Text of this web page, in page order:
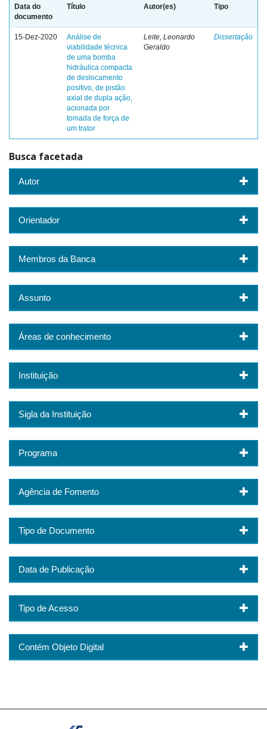
Data do
documento
Título Autor(es) Tipo
15-Dez-2020
Análise de
viabilidade técnica
de uma bomba
hidráulica compacta
de deslocamento
positivo, de pistão
axial de dupla ação,
acionada por
tomada de força de
um trator
Leite, Leonardo
Geraldo
Dissertação
Busca facetada
Autor
Orientador
Membros da Banca
Assunto
Áreas de conhecimento
Instituição
Sigla da Instituição
Programa
Agência de Fomento
Tipo de Documento
Data de Publicação
Tipo de Acesso
Contém Objeto Digital